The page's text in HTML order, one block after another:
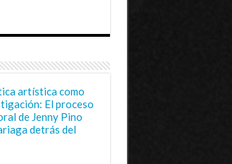
artística como
El proceso
de Jenny Pino
detrás del